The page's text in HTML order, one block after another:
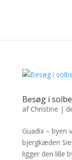
Besøg i
af Christine |
Guadix – byen
bjergkæden
ligger den lille